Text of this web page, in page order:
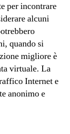
per incontrare
alcuni
quando si
migliore è
virtuale. La
Internet e
anonimo e